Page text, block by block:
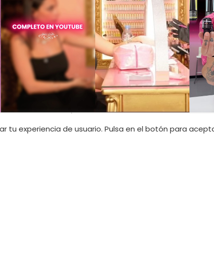
tu experiencia de usuario. Pulsa en el botón para